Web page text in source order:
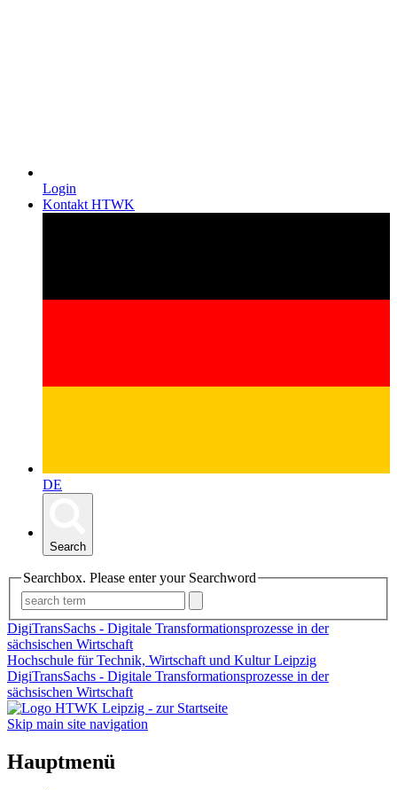
Login
Kontakt HTWK
DE
Search
Searchbox. Please enter your Searchword
DigiTransSachs - Digitale Transformationsprozesse in der
sächsischen Wirtschaft
Hochschule für Technik, Wirtschaft und Kultur Leipzig
DigiTransSachs - Digitale Transformationsprozesse in der
sächsischen Wirtschaft
Skip main site navigation
Hauptmenü